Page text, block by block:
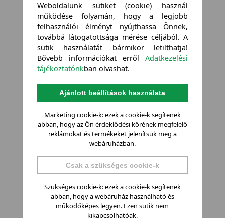
Weboldalunk sütiket (cookie) használ
működése folyamán, hogy a legjobb
felhasználói élményt nyújthassa Önnek,
továbbá látogatottsága mérése céljából. A
sütik használatát bármikor letilthatja!
Bővebb információkat errőlAdatkezelési
tájékoztatónkban olvashat.
Ajánlott beállítások használata
Marketing cookie-k: ezek a cookie-k segítenek
abban, hogy az Ön érdeklődési körének megfelelő
reklámokat és termékeket jelenítsük meg a
webáruházban.
Csak a szükséges cookie-k
Szükséges cookie-k: ezek a cookie-k segítenek
abban, hogy a webáruház használható és
működőképes legyen. Ezen sütik nem
kikapcsolhatóak.